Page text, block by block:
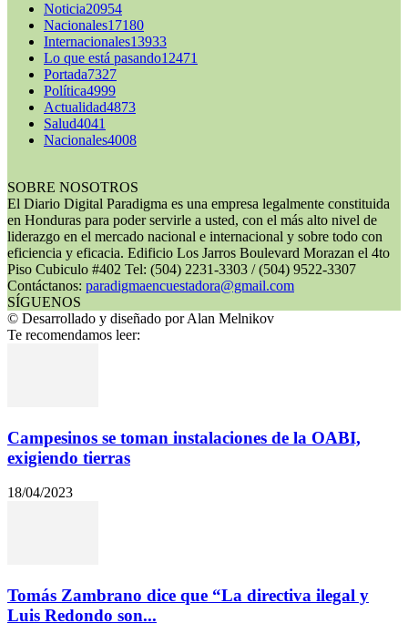
Noticia20954
Nacionales17180
Internacionales13933
Lo que está pasando12471
Portada7327
Política4999
Actualidad4873
Salud4041
Nacionales4008
SOBRE NOSOTROS
El Diario Digital Paradigma es una empresa legalmente constituida
en Honduras para poder servirle a usted, con el más alto nivel de
liderazgo en el mercado nacional e internacional y sobre todo con
eficiencia y eficacia. Edificio Los Jarros Boulevard Morazan el 4to
Piso Cubiculo #402 Tel: (504) 2231-3303 / (504) 9522-3307
Contáctanos: paradigmaencuestadora@gmail.com
SÍGUENOS
© Desarrollado y diseñado por Alan Melnikov
Te recomendamos leer:
Campesinos se toman instalaciones de la OABI,
exigiendo tierras
18/04/2023
Tomás Zambrano dice que “La directiva ilegal y
Luis Redondo son...